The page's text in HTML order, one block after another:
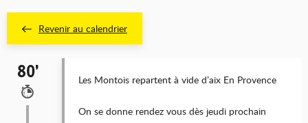
Revenir au calendrier
80’ Les Montois repartent à vide d’aix En Provence
On se donne rendez vous dès jeudi prochain